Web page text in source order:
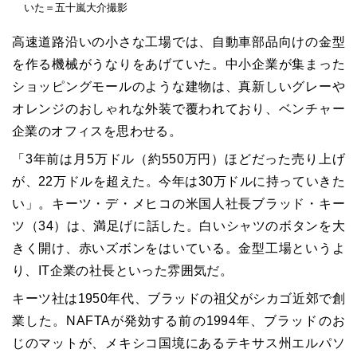
いた＝五十嵐大介撮影
高速道路沿いの小さな工場では、自動車部品向けの金型
を作る機械がうなりをあげていた。中小企業が集まった
ショッピングモールのような建物は、真新しいグレーや
オレンジのおしゃれな外装で覆われており、ベンチャー
企業のオフィスを思わせる。
「3年前は月5万ドル（約550万円）ほどだった売り上げ
が、22万ドルを超えた。今年は30万ドルに持っていきた
い」。キーツ・デ・メヒコの米国人社長ブラッド・キー
ツ（34）は、満足げに話した。白いシャツのボタンを大
きく開け、赤いズボンをはいている。金型工場というよ
り、IT企業の社長といった雰囲気だ。
キーツ社は1950年代、ブラッドの祖父がシカゴ近郊で創
業した。NAFTAが発効する前の1994年、ブラッドのお
じのマットが、メキシコ国境にあるテキサス州エルパソ